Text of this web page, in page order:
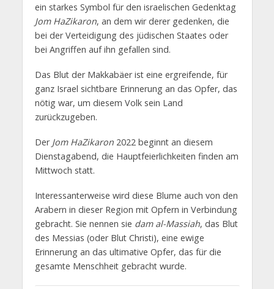
ein starkes Symbol für den israelischen Gedenktag
Jom HaZikaron, an dem wir derer gedenken, die
bei der Verteidigung des jüdischen Staates oder
bei Angriffen auf ihn gefallen sind.
Das Blut der Makkabäer ist eine ergreifende, für
ganz Israel sichtbare Erinnerung an das Opfer, das
nötig war, um diesem Volk sein Land
zurückzugeben.
Der Jom HaZikaron2022 beginnt an diesem
Dienstagabend, die Hauptfeierlichkeiten finden am
Mittwoch statt.
Interessanterweise wird diese Blume auch von den
Arabern in dieser Region mit Opfern in Verbindung
gebracht. Sie nennen sie dam al-Massiah, das Blut
des Messias (oder Blut Christi), eine ewige
Erinnerung an das ultimative Opfer, das für die
gesamte Menschheit gebracht wurde.